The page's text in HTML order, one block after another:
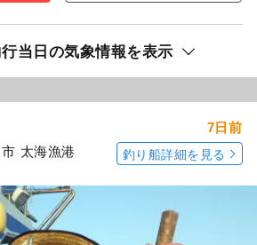
当日の気象情報を表示
太海漁港
7日前
釣り船詳細を見る